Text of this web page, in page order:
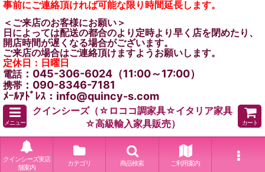
事前にご連絡頂ければ可能な限り時間延長します。
＜ご来店のお客様にお願い＞
日によっては配送の都合のより定時より早く店を閉めたり、
開店時間が遅くなる場合がございます。
ご来店の場合はご連絡頂けますようお願いします。
定休日：日曜日
電話：045-306-6024（11:00～17:00）
携帯 ：090-8346-7181
ﾒｰﾙｱﾄﾞﾚｽ：info@quincy-s.com
メニュー
クインシーズ（☆ロココ調家具☆イタリア家具
☆高級輸入家具販売）
カート
クインシーズ実店
舗案内
カテゴリ 商品検索 ご利用案内